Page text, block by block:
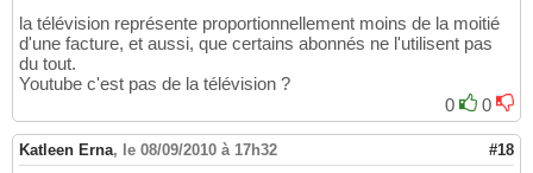
la télévision représente proportionnellement moins de la moitié
d'une facture, et aussi, que certains abonnés ne l'utilisent pas
du tout.
Youtube c'est pas de la télévision ?
0
0
Katleen Erna, le 08/09/2010 à 17h32 #18